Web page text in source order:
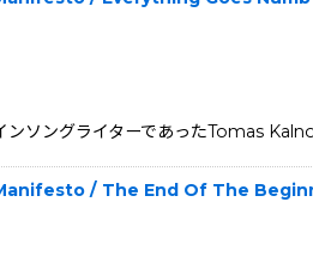
ンソングライターであったTomas
/ The End Of The